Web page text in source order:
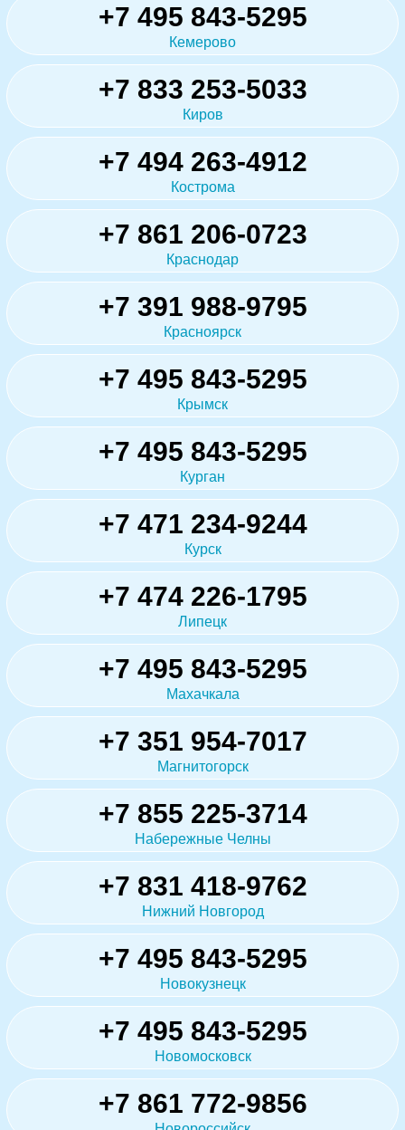
+7 495 843-5295
Кемерово
+7 833 253-5033
Киров
+7 494 263-4912
Кострома
+7 861 206-0723
Краснодар
+7 391 988-9795
Красноярск
+7 495 843-5295
Крымск
+7 495 843-5295
Курган
+7 471 234-9244
Курск
+7 474 226-1795
Липецк
+7 495 843-5295
Махачкала
+7 351 954-7017
Магнитогорск
+7 855 225-3714
Набережные Челны
+7 831 418-9762
Нижний Новгород
+7 495 843-5295
Новокузнецк
+7 495 843-5295
Новомосковск
+7 861 772-9856